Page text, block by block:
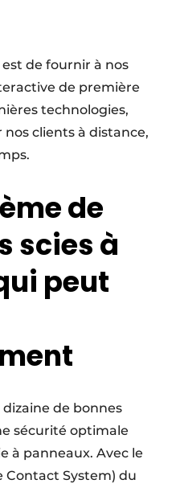
de fournir à nos
de première
technologies,
clients à distance,
de
scies à
peut
de bonnes
sécurité optimale
à panneaux. Avec le
Contact System) du